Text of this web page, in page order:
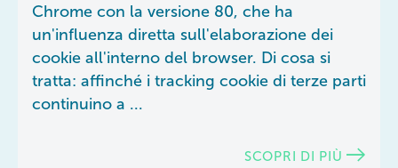
Chrome con la versione 80, che ha
un'influenza diretta sull'elaborazione dei
cookie all'interno del browser. Di cosa si
tratta: affinché i tracking cookie di terze parti
continuino a ...
SCOPRI DI PIÙ